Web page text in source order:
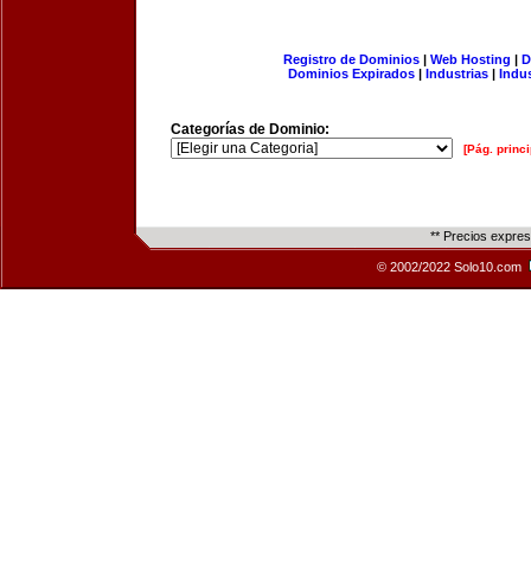
Registro de Dominios| Web Hosting |
Dominios Expirados | Industrias |
Categorías de Dominio:
[Pág.
** Precios
© 2002/2022 Solo10.com